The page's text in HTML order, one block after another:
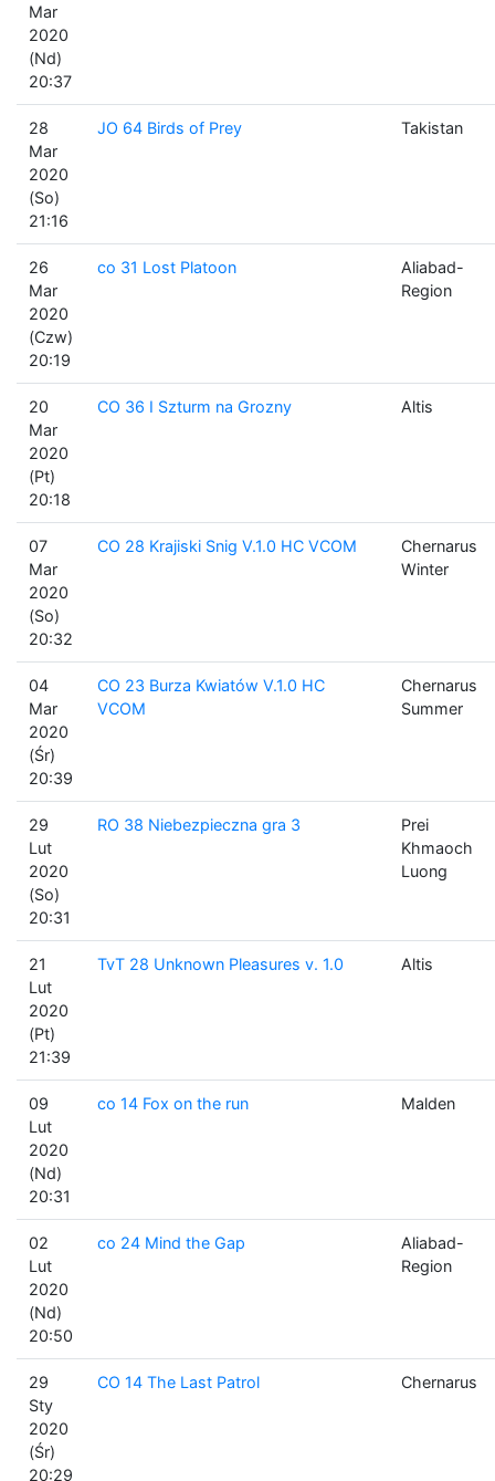
Mar
2020
(Nd)
20:37
28
Mar
2020
(So)
21:16
JO 64 Birds of Prey Takistan
26
Mar
2020
(Czw)
20:19
co 31 Lost Platoon
Aliabad-
Region
20
Mar
2020
(Pt)
20:18
CO 36 I Szturm na Grozny Altis
07
Mar
2020
(So)
20:32
CO 28 Krajiski Snig V.1.0 HC VCOM
Chernarus
Winter
04
Mar
2020
(Śr)
20:39
CO 23 Burza Kwiatów V.1.0 HC
VCOM
Chernarus
Summer
29
Lut
2020
(So)
20:31
RO 38 Niebezpieczna gra 3
Prei
Khmaoch
Luong
21
Lut
2020
(Pt)
21:39
TvT 28 Unknown Pleasures v. 1.0 Altis
09
Lut
2020
(Nd)
20:31
co 14 Fox on the run Malden
02
Lut
2020
(Nd)
20:50
co 24 Mind the Gap
Aliabad-
Region
29
Sty
2020
(Śr)
20:29
CO 14 The Last Patrol Chernarus